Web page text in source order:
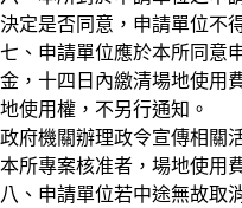
決定是否同意，申請單位不
七、申請單位應於本所同意
金，十四日內繳清場地使用
地使用權，不另行通知。
政府機關辦理政令宣傳相關
本所專案核准者，場地使用
八、申請單位若中途無故取